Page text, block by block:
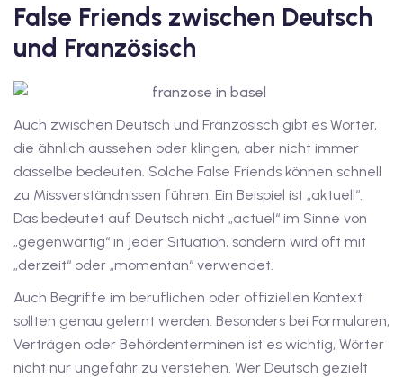
mit Gutschein
B1
Deutschkurse mit
Deutschkurse mit
mit Gutschein
False Friends zwischen Deutsch
und Französisch
Auch zwischen Deutsch und Französisch gibt es Wörter,
die ähnlich aussehen oder klingen, aber nicht immer
dasselbe bedeuten. Solche False Friends können schnell
zu Missverständnissen führen. Ein Beispiel ist „aktuell“.
Das bedeutet auf Deutsch nicht „actuel“ im Sinne von
„gegenwärtig“ in jeder Situation, sondern wird oft mit
„derzeit“ oder „momentan“ verwendet.
Auch Begriffe im beruflichen oder offiziellen Kontext
sollten genau gelernt werden. Besonders bei Formularen,
Verträgen oder Behördenterminen ist es wichtig, Wörter
nicht nur ungefähr zu verstehen. Wer Deutsch gezielt